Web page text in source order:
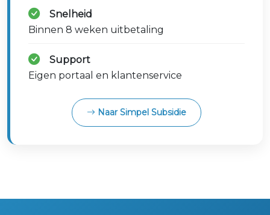
Snelheid
Binnen 8 weken uitbetaling
Support
Eigen portaal en klantenservice
Naar Simpel Subsidie